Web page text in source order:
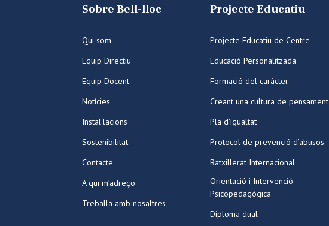
Sobre Bell-lloc
Qui som
Equip Directiu
Equip Docent
Notícies
Instal·lacions
Sostenibilitat
Contacte
A qui m’adreço
Treballa amb nosaltres
Projecte Educatiu
Projecte Educatiu de Centre
Educació Personalitzada
Formació del caràcter
Creant una cultura de pensament
Pla d’igualtat
Protocol de prevenció d’abusos
Batxillerat Internacional
Orientació i Intervenció
Psicopedagògica
Diploma dual